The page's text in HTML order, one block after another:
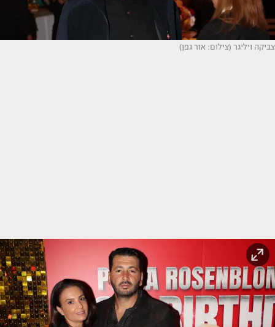
צביקה ויליגר (צילום: אור גפן)